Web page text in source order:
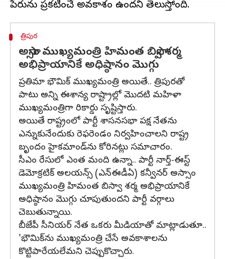
త్రిపుర
అస్సాం ముఖ్యమంత్రి హిమంత బిస్వా శర్మ
అభిప్రాయానికే అధిష్ఠానం మొగ్గు
ప్రతిమా భౌమిక్ ముఖ్యమంత్రి అయితే.. త్రిపురతో
పాటు అన్ని ఈశాన్య రాష్ట్రాల్లో మొదటి మహిళా
ముఖ్యమంత్రిగా రికార్డు సృష్టిస్తారు.
అయితే రాష్ట్రంలో పార్టీ శాసనసభా పక్ష నేతను
ఎన్నుకునేందుకు రెఫరెండం నిర్వహించాలని రాష్ట్ర
బృందం హైకమాండ్‌ను కోరినట్లు సమాచారం.
సీఎం రేసులో ఎంత మంది ఉన్నా.. పార్టీ నార్త్-ఈస్ట్
డెమోక్రటిక్ అలయన్స్ (ఎన్‌ఈడీఏ) కన్వీనర్ అస్సాం
ముఖ్యమంత్రి హిమంత బిస్వా శర్మ అభిప్రాయానికే
అధిష్ఠానం మొగ్గు చూపుతుందని పార్టీ వర్గాలు
చెబుతున్నాయి.
బీజేపీ సీనియర్ నేత ఒకరు మీడియాతో మాట్లాడుతూ..
'భౌమిక్‌ను ముఖ్యమంత్రి చేసే అవకాశాలను
కొట్టిపారేయలేమని చెప్పుకొచ్చారు.